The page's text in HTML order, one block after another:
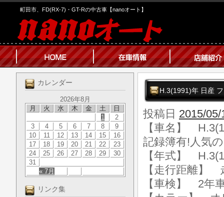
町田市、FD(RX-7)・GT-Rの中古車【nanoオート】
カレンダー
2026年8月
月
火 水 木 金 土 日
« 7月
1
2
3
4 5 6 7 8
9
10
11 12 13 14 15
16
17
18 19 20 21 22
23
24
25 26 27 28 29
30
31
リンク集
H.3(1991)年 日産
投稿日 2015/05/
【車名】
記録簿有!人気
【年式】
【走行距離】
【車検】 2年